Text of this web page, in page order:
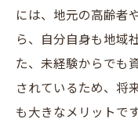
には、地元の高齢者
ら、自分自身も地域
た、未経験からでも
されているため、将
も大きなメリットです